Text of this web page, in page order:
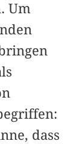
Um
dass